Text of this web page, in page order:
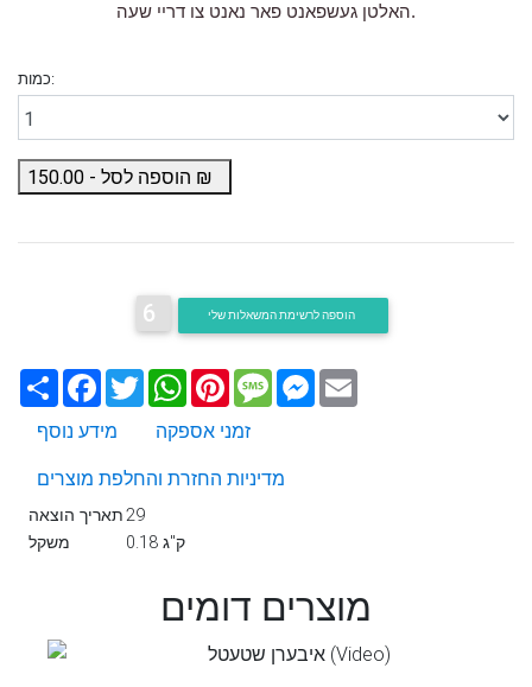
האלטן געשפאנט פאר נאנט צו דריי שעה.
כמות:
הוספה לסל - 150.00
6
שתף Facebook
TwitterWhatsApp
PinterestMessageMessenger
מידע נוסף
זמני אספקה
מדיניות החזרת והחלפת מוצרים
תאריך הוצאה29
משקל
0.18 ק"ג
מוצרים דומים